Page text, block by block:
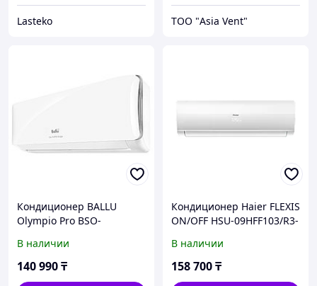
Lasteko ТОО "Asia Vent"
Кондиционер BALLU
Olympio Pro BSO-
В наличии
140 990₸
Кондиционер Haier FLEXIS
ON/OFF HSU-09HFF103/R3-
В наличии
158 700₸